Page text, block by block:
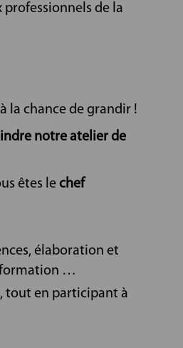
de la
la chance de grandir !
notre atelier de
êtes le chef
élaboration et
formation …
tout en participant à